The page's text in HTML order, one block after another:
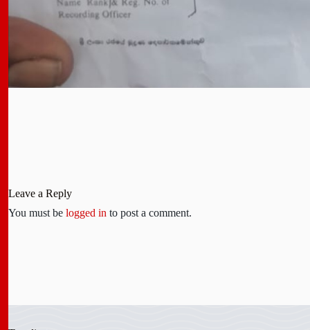
Leave a Reply
You must be logged in to post a comment.